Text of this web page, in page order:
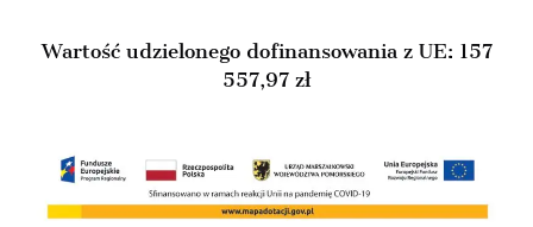
Wartość udzielonego dofinansowania z UE: 157
557,97 zł